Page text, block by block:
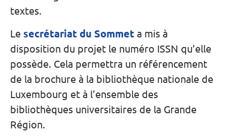
textes.
Le secrétariat du Sommet a mis à
disposition du projet le numéro ISSN qu’elle
possède. Cela permettra un référencement
de la brochure à la bibliothèque nationale de
Luxembourg et à l’ensemble des
bibliothèques universitaires de la Grande
Région.